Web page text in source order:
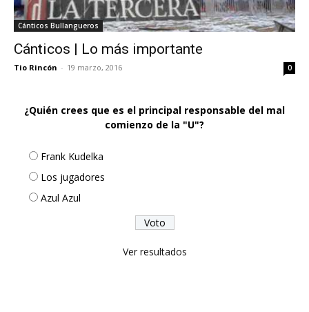
Cánticos Bullangueros
Cánticos | Lo más importante
Tio Rincón - 19 marzo, 2016 0
¿Quién crees que es el principal responsable del mal
comienzo de la "U"?
Frank Kudelka
Los jugadores
Azul Azul
Ver resultados